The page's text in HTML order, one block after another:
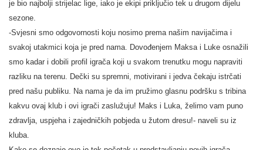
je bio najbolji strijelac lige, iako je ekipi priključio tek u drugom dijelu
sezone.
-Svjesni smo odgovornosti koju nosimo prema našim navijačima i
svakoj utakmici koja je pred nama. Dovođenjem Maksa i Luke osnažili
smo kadar i dobili profil igrača koji u svakom trenutku mogu napraviti
razliku na terenu. Dečki su spremni, motivirani i jedva čekaju istrčati
pred našu publiku. Na nama je da im pružimo glasnu podršku s tribina
kakvu ovaj klub i ovi igrači zaslužuju! Maks i Luka, želimo vam puno
zdravlja, uspjeha i zajedničkih pobjeda u žutom dresu!- naveli su iz
kluba.